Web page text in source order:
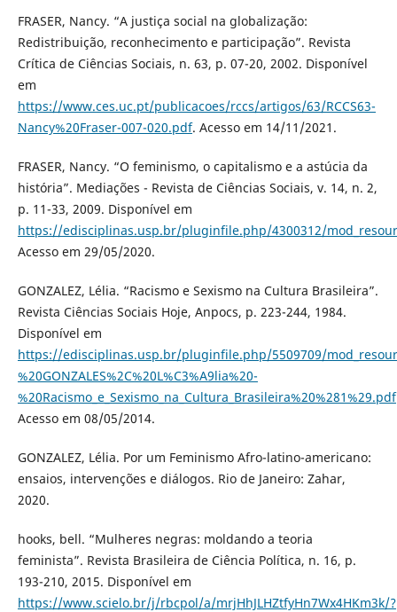
FRASER, Nancy. “A justiça social na globalização:
Redistribuição, reconhecimento e participação”. Revista
Crítica de Ciências Sociais, n. 63, p. 07-20, 2002. Disponível
em
https://www.ces.uc.pt/publicacoes/rccs/artigos/63/RCCS63-
Nancy%20Fraser-007-020.pdf. Acesso em 14/11/2021.
FRASER, Nancy. “O feminismo, o capitalismo e a astúcia da
história”. Mediações - Revista de Ciências Sociais, v. 14, n. 2,
p. 11-33, 2009. Disponível em
https://edisciplinas.usp.br/pluginfile.php/4300312/
Acesso em 29/05/2020.
GONZALEZ, Lélia. “Racismo e Sexismo na Cultura Brasileira”.
Revista Ciências Sociais Hoje, Anpocs, p. 223-244, 1984.
Disponível em
https://edisciplinas.usp.br/pluginfile.php/5509709/
%20GONZALES%2C%20L%C3%A9lia%20-
%20Racismo_e_Sexismo_na_Cultura_Brasileira%20%281%29.pdf
Acesso em 08/05/2014.
GONZALEZ, Lélia. Por um Feminismo Afro-latino-americano:
ensaios, intervenções e diálogos. Rio de Janeiro: Zahar,
2020.
hooks, bell. “Mulheres negras: moldando a teoria
feminista”. Revista Brasileira de Ciência Política, n. 16, p.
193-210, 2015. Disponível em
https://www.scielo.br/j/rbcpol/a/mrjHhJLHZtfyHn7Wx4HKm3k/?